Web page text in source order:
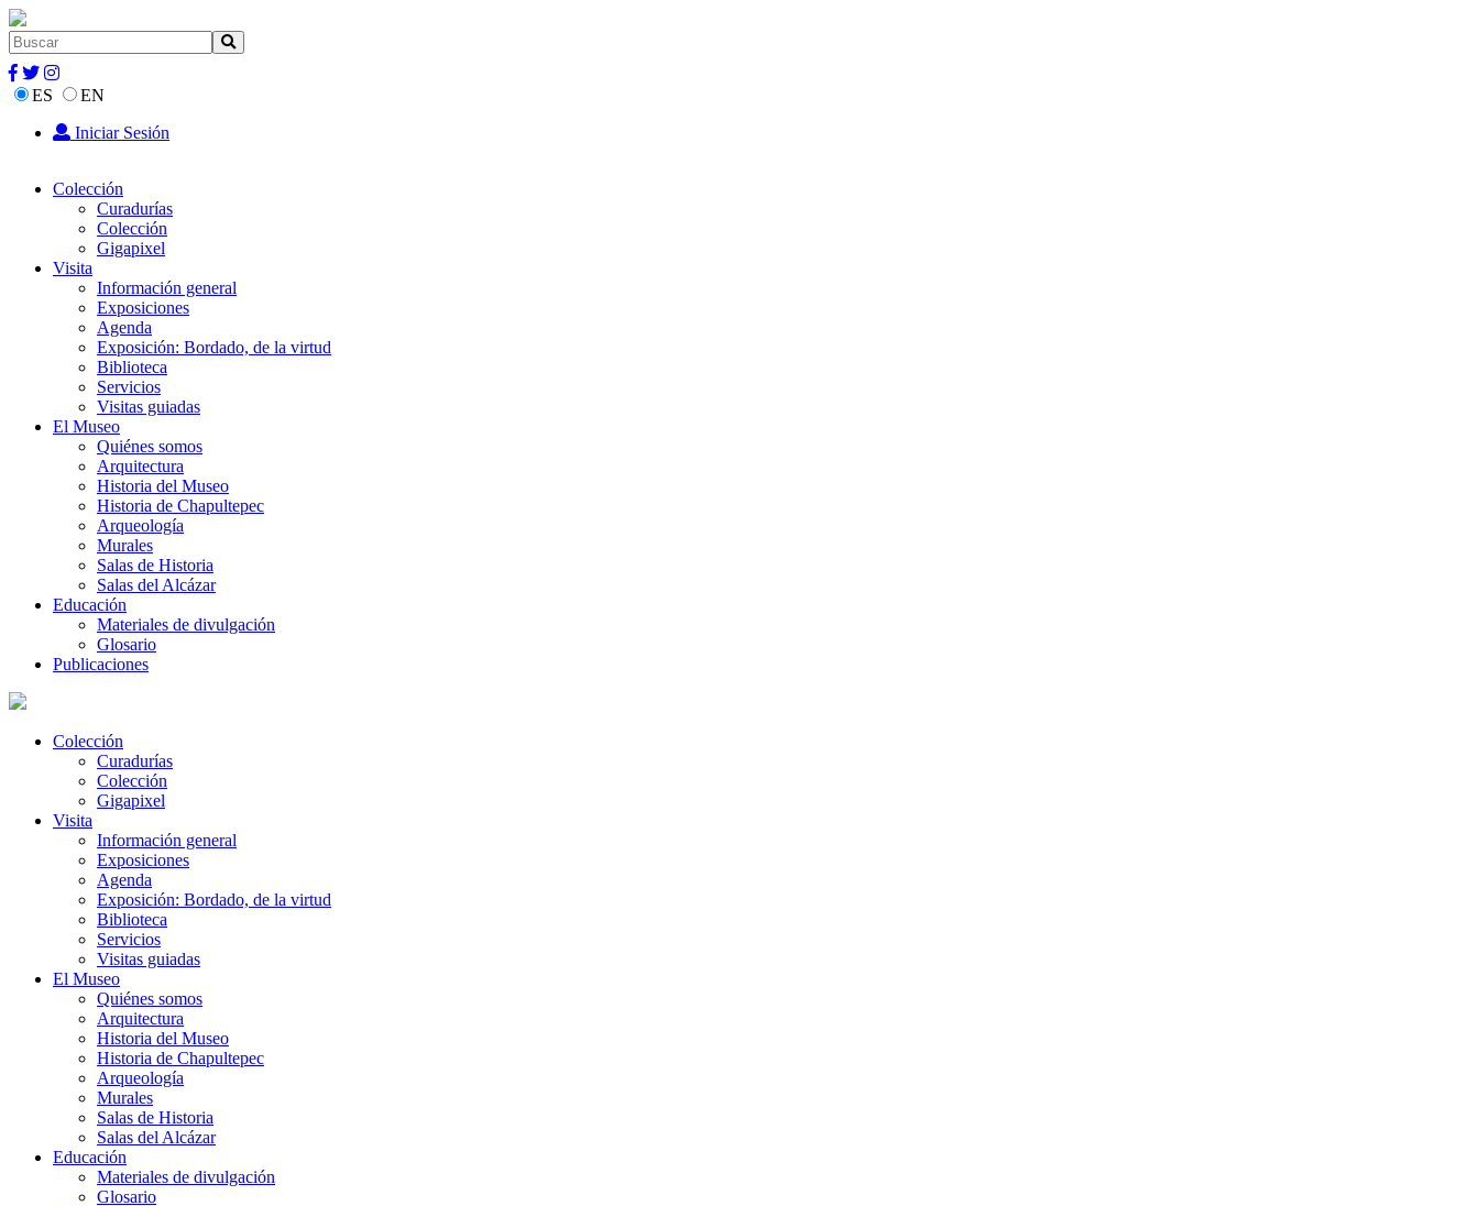
ES
EN
Iniciar Sesión
Colección
Curadurías
Colección
Gigapixel
Visita
Información general
Exposiciones
Agenda
Exposición: Bordado, de la virtud
Biblioteca
Servicios
Visitas guiadas
El Museo
Quiénes somos
Arquitectura
Historia del Museo
Historia de Chapultepec
Arqueología
Murales
Salas de Historia
Salas del Alcázar
Educación
Materiales de divulgación
Glosario
Publicaciones
Colección
Curadurías
Colección
Gigapixel
Visita
Información general
Exposiciones
Agenda
Exposición: Bordado, de la virtud
Biblioteca
Servicios
Visitas guiadas
El Museo
Quiénes somos
Arquitectura
Historia del Museo
Historia de Chapultepec
Arqueología
Murales
Salas de Historia
Salas del Alcázar
Educación
Materiales de divulgación
Glosario